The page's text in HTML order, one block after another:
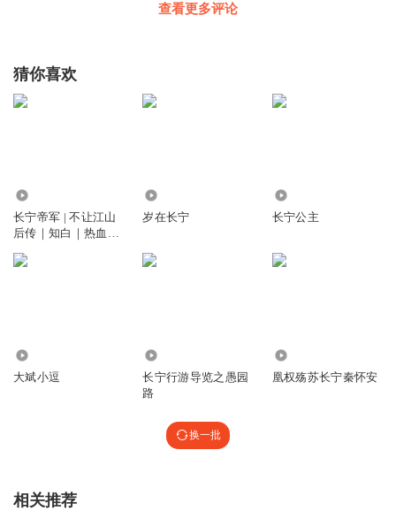
人心最是复杂
回复 2025-07-10
1536494urum
太扯了，看看古代朝鲜，什么脑子才会选择和中国敌对？
最起码的体面
查看更多评论
猜你喜欢
长宁帝军 | 不让江山
后传｜知白｜热血江
岁在长宁 长宁公主
大斌小逗
长宁行游导览之愚园
路
凰权殇苏长宁秦怀安
换一批
相关推荐